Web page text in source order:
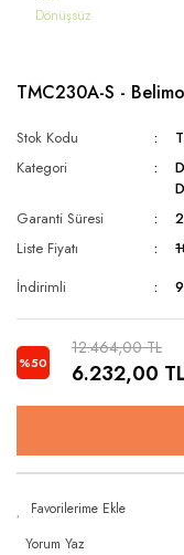
TMC230A-S -
Stok Kodu
Kategori
Garanti Süresi
Liste Fiyatı
İndirimli
%50
12.464,00 TL
6.232,00
Yorum Yaz